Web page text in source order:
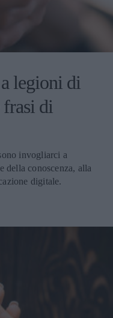
legioni di
di
invogliarci a
della conoscenza, alla
digitale.